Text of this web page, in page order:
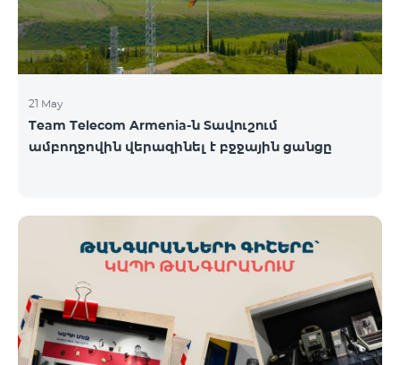
21 May
Team Telecom Armenia-ն Տավուշում
ամբողջովին վերազինել է բջջային ցանցը